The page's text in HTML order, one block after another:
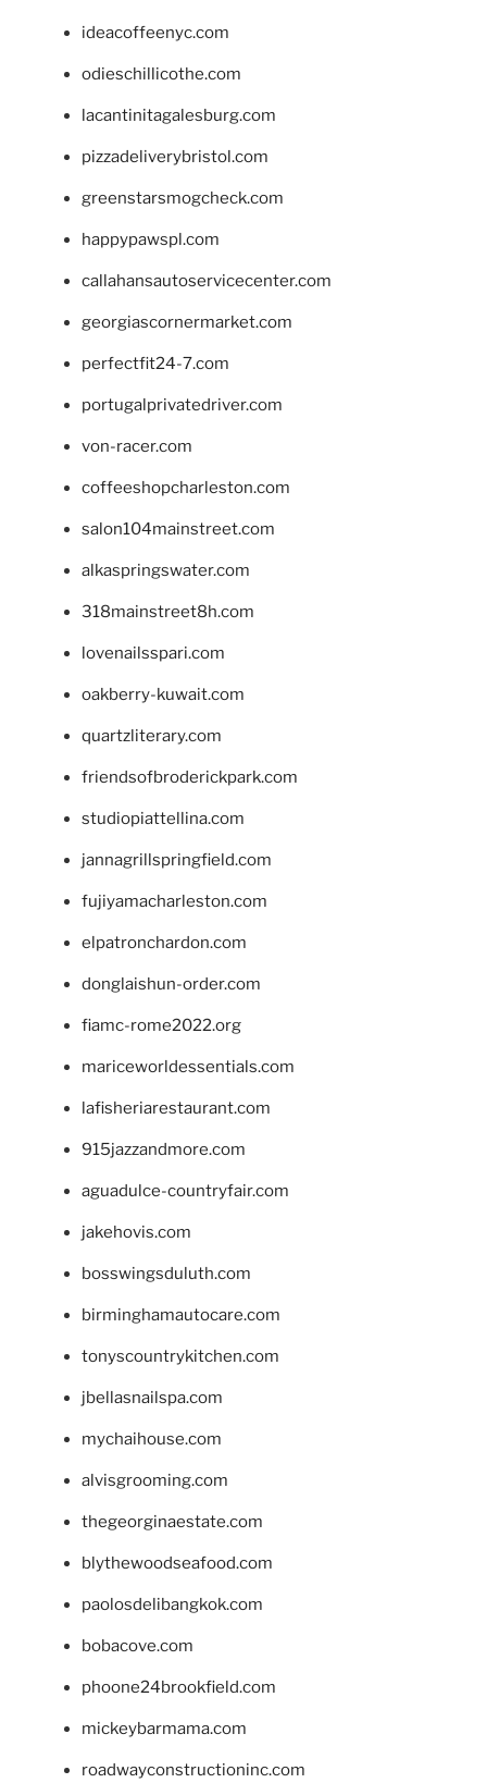
ideacoffeenyc.com
odieschillicothe.com
lacantinitagalesburg.com
pizzadeliverybristol.com
greenstarsmogcheck.com
happypawspl.com
callahansautoservicecenter.com
georgiascornermarket.com
perfectfit24-7.com
portugalprivatedriver.com
von-racer.com
coffeeshopcharleston.com
salon104mainstreet.com
alkaspringswater.com
318mainstreet8h.com
lovenailsspari.com
oakberry-kuwait.com
quartzliterary.com
friendsofbroderickpark.com
studiopiattellina.com
jannagrillspringfield.com
fujiyamacharleston.com
elpatronchardon.com
donglaishun-order.com
fiamc-rome2022.org
mariceworldessentials.com
lafisheriarestaurant.com
915jazzandmore.com
aguadulce-countryfair.com
jakehovis.com
bosswingsduluth.com
birminghamautocare.com
tonyscountrykitchen.com
jbellasnailspa.com
mychaihouse.com
alvisgrooming.com
thegeorginaestate.com
blythewoodseafood.com
paolosdelibangkok.com
bobacove.com
phoone24brookfield.com
mickeybarmama.com
roadwayconstructioninc.com